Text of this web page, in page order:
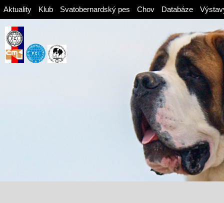
Aktuality Klub Svatobernardský pes Chov Databáze